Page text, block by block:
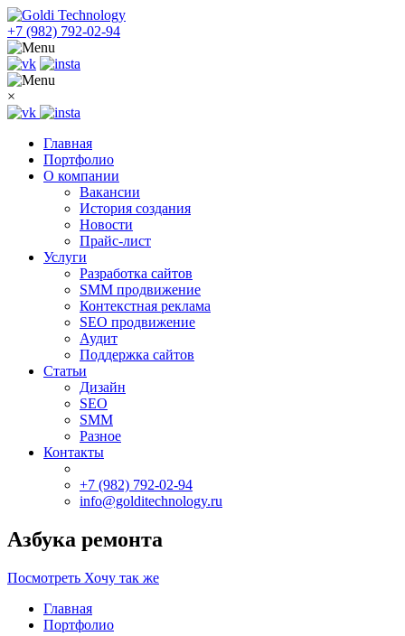
+7 (982) 792-02-94
×
Главная
Портфолио
О компании
Вакансии
История создания
Новости
Прайс-лист
Услуги
Разработка сайтов
SMM продвижение
Контекстная реклама
SEO продвижение
Аудит
Поддержка сайтов
Статьи
Дизайн
SEO
SMM
Разное
Контакты
+7 (982) 792-02-94
info@golditechnology.ru
Азбука ремонта
Посмотреть Хочу так же
Главная
Портфолио